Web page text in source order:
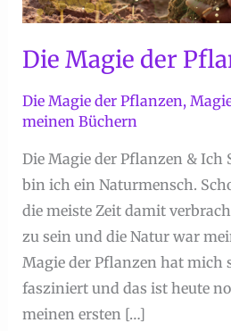
Die Magie der
Die Magie der Pflanzen,
meinen Büchern
Die Magie der Pflanzen & Ich
bin ich ein Naturmensch.
die meiste Zeit damit
zu sein und die Natur war
Magie der Pflanzen hat mich
fasziniert und das ist heute
meinen ersten […]